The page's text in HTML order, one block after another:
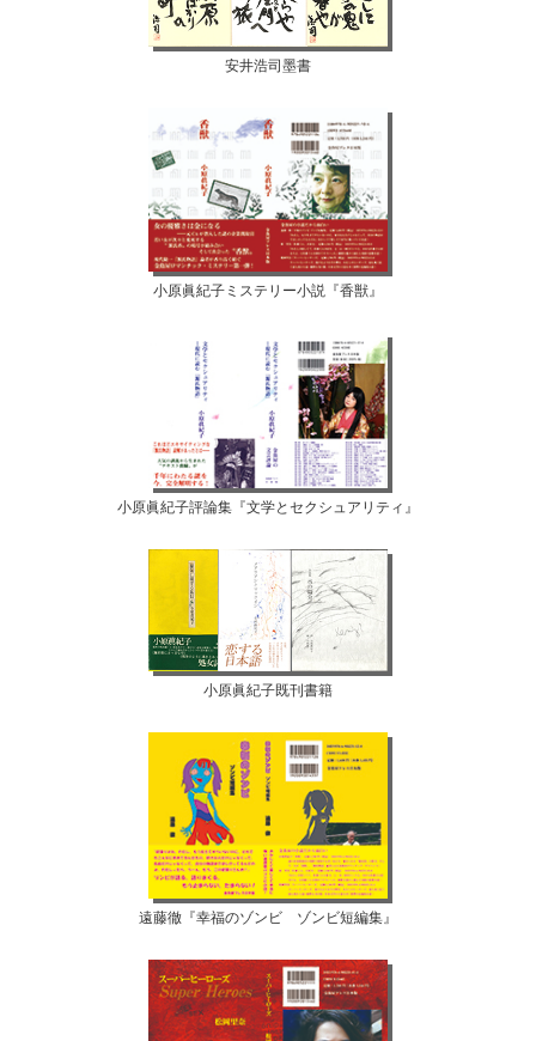
安井浩司墨書
小原眞紀子ミステリー小説『香獣』
小原眞紀子評論集『文学とセクシュアリティ』
小原眞紀子既刊書籍
遠藤徹『幸福のゾンビ ゾンビ短編集』